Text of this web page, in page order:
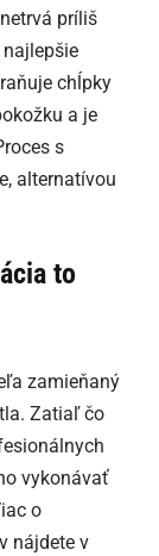
príliš
chĺpky
a je
s
alternatívou
to
zamieňaný
Zatiaľ čo
vykonávať
o
nájdete v